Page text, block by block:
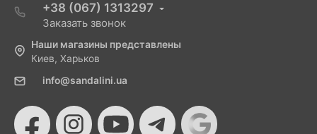
+38 (067) 1313297
Заказать звонок
Наши магазины представлены
Киев, Харьков
info@sandalini.ua